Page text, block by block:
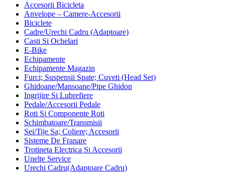
Accesorii Bicicleta
Anvelope – Camere-Accesorii
Biciclete
Cadre/Urechi Cadru (Adaptoare)
Casti Si Ochelari
E-Bike
Echipamente
Echipamente Magazin
Furci; Suspensii Spate; Cuveti (Head Set)
Ghidoane/Mansoane/Pipe Ghidon
Ingrijire Si Lubrefiere
Pedale/Accesorii Pedale
Roti Si Componente Roti
Schimbatoare/Transmisii
Sei/Tije Sa; Coliere; Accesorii
Sisteme De Franare
Trotineta Electrica Si Accesorii
Unelte Service
Urechi Cadru(Adaptoare Cadru)